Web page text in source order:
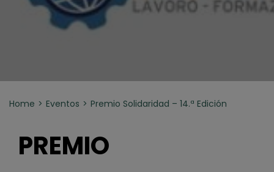
Home Eventos Premio Solidaridad – 14.ª Edición
PREMIO